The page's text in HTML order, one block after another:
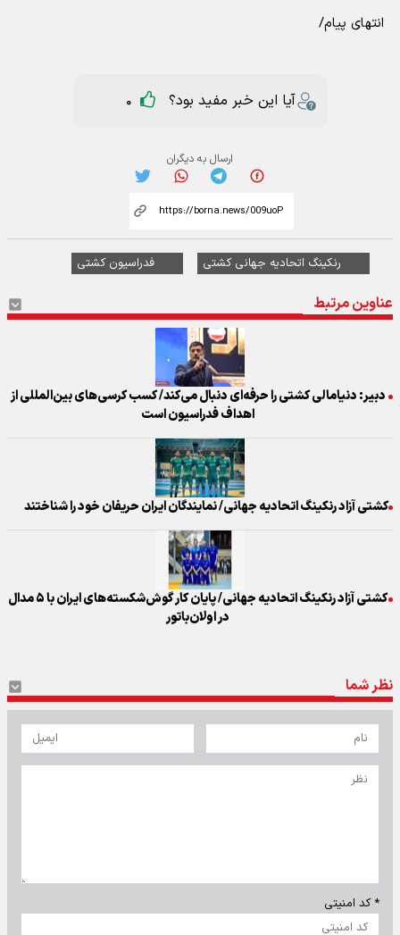
انتهای پیام/
آیا این خبر مفید بود؟ 0
ارسال به دیگران
رنکینگ اتحادیه جهانی کشتی فدراسیون کشتی
عناوین مرتبط
دبیر: دنیامالی کشتی را حرفه‌ای دنبال می‌کند/ کسب کرسی‌های بین‌المللی از
اهداف فدراسیون است
کشتی آزاد رنکینگ اتحادیه جهانی/ نمایندگان ایران حریفان خود را شناختند
کشتی آزاد رنکینگ اتحادیه جهانی/ پایان کار گوش‌شکسته‌های ایران با ۵ مدال
در اولان‌باتور
نظر شما
* کد امنیتی